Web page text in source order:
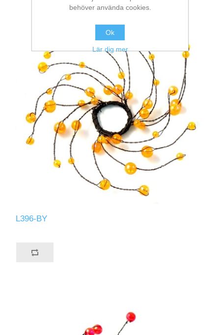
L396-BY
behöver använda cookies.
Ok
Lär dig mer